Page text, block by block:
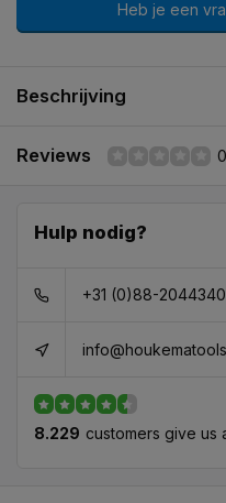
Heb je een
Beschrijving
Reviews
Hulp nodig?
+31 (0)88-2044340
8.229 customers give us